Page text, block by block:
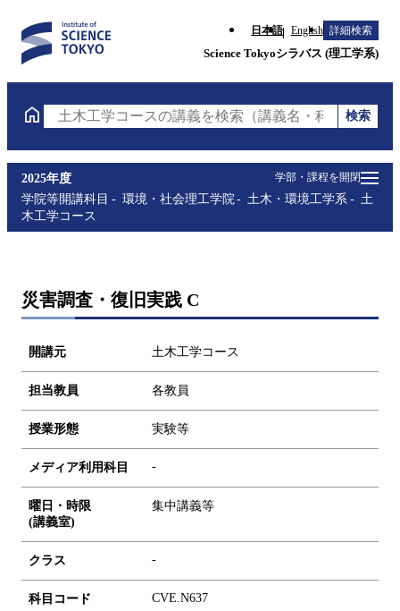
日本語 English 詳細検索
Science Tokyoシラバス (理工学系)
土木工学コースの講義を検索（講義名・科目コード・
検索
学部・課程を開閉
2025年度
学院等開講科目
環境・社会理工学院 土木・環境工学系
土
木工学コース
災害調査・復旧実践 C
開講元 土木工学コース
担当教員 各教員
授業形態 実験等
メディア利用科目 -
曜日・時限
(講義室)
集中講義等
クラス -
科目コード CVE.N637